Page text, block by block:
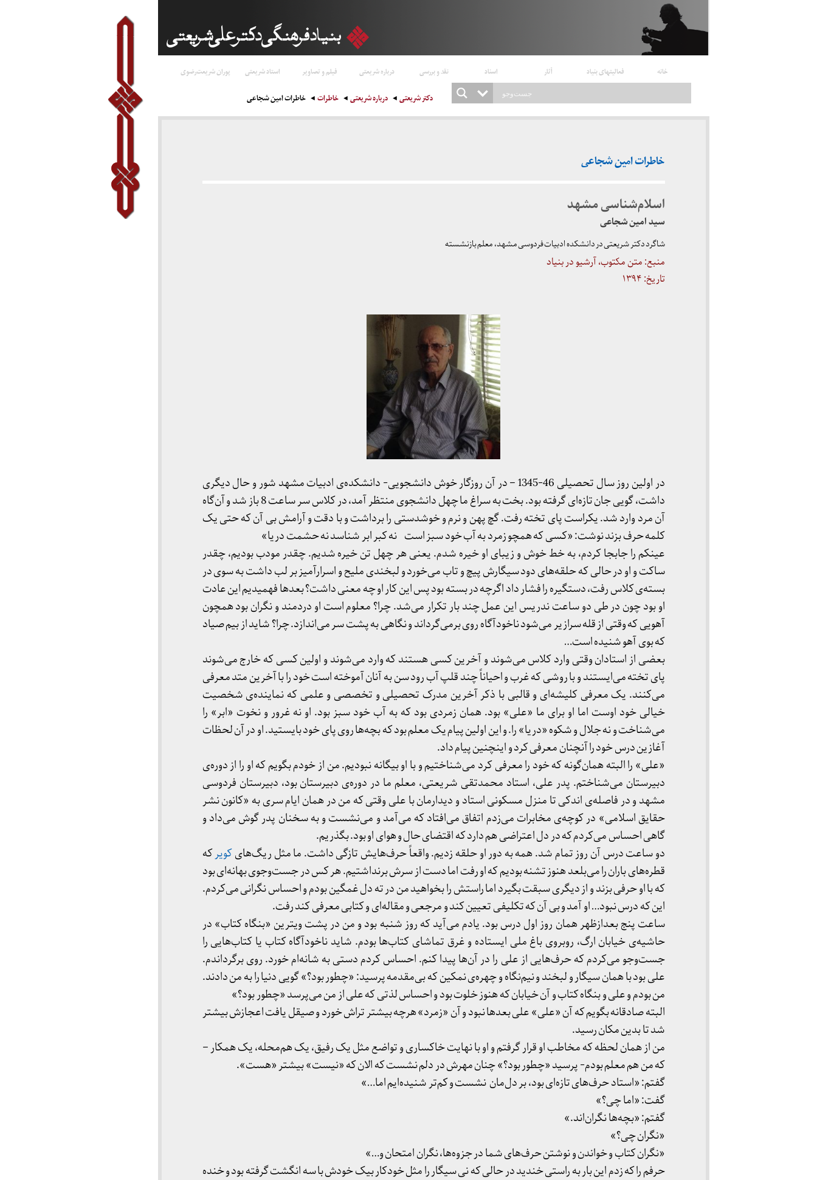
خانه فعالیتهای بنیاد آثار اسناد نقد و بررسی درباره شریعتی فیلم و تصاویر استاد شریعتی پوران شریعت‌رضوی
دکتر شریعتی درباره شریعتی خاطرات خاطرات امین شجاعی
خاطرات امین شجاعی
اسلام‌شناسی مشهد
سید امین شجاعی
شاگرد دکتر شریعتی در دانشکده ادبیات فردوسی مشهد، معلم بازنشسته
منبع: متن مکتوب، آرشیو در بنیاد
تاریخ: ۱۳۹۴
در اولین روز سال تحصیلی 46-1345 – در آن روزگار خوش دانشجویی- دانشکده‌ی ادبیات مشهد شور و حال دیگری
داشت، گویی جان تازه‌ای گرفته بود. بخت به سراغ ما چهل دانشجوی منتظر آمد، در کلاس سر ساعت 8 باز شد و آن‌گاه
آن مرد وارد شد. یکراست پای تخته رفت. گچ پهن و نرم و خوشدستی را برداشت و با دقت و آرامش بی آن که حتی یک
کلمه حرف بزند نوشت: «کسی که همچو زمرد به آب خود سبز است نه کبر ابر شناسد نه حشمت دریا»
عینکم را جابجا کردم، به خط خوش و زیبای او خیره شدم. یعنی هر چهل تن خیره شدیم. چقدر مودب بودیم، چقدر
ساکت و او در حالی که حلقه‌های دود سیگارش پیچ و تاب می‌خورد و لبخندی ملیح و اسرارآمیز بر لب داشت به سوی در
بسته‌ی کلاس رفت، دستگیره را فشار داد اگرچه در بسته بود پس این کار او چه معنی داشت؟ بعدها فهمیدیم این عادت
او بود چون در طی دو ساعت ندریس این عمل چند بار تکرار می‌شد. چرا؟ معلوم است او دردمند و نگران بود همچون
آهویی که وقتی از قله سرازیر می‌شود ناخودآگاه روی برمی‌گرداند و نگاهی به پشت سر می‌اندازد. چرا؟ شاید از بیم صیاد
که بوی آهو شنیده است…
بعضی از استادان وقتی وارد کلاس می‌شوند و آخرین کسی هستند که وارد می‌شوند و اولین کسی که خارج می‌شوند
پای تخته می‌ایستند و با روشی که غرب و احیاناً چند قلپ آب رود سن به آنان آموخته است خود را با آخرین متد معرفی
می‌کنند. یک معرفی کلیشه‌ای و قالبی با ذکر آخرین مدرک تحصیلی و تخصصی و علمی که نماینده‌ی شخصیت
خیالی خود اوست اما او برای ما «علی» بود. همان زمردی بود که به آب خود سبز بود. او نه غرور و نخوت «ابر» را
می‌شناخت و نه جلال و شکوه «دریا» را. و این اولین پیام یک معلم بود که بچه‌ها روی پای خود بایستید. او در آن لحظات
آغازین درس خود را آنچنان معرفی کرد و اینچنین پیام داد.
«علی» را البته همان‌گونه که خود را معرفی کرد می‌شناختیم و با او بیگانه نبودیم. من از خودم بگویم که او را از دوره‌ی
دبیرستان می‌شناختم. پدر علی، استاد محمدتقی شریعتی، معلم ما در دوره‌ی دبیرستان بود، دبیرستان فردوسی
مشهد و در فاصله‌ی اندکی تا منزل مسکونی استاد و دیدارمان با علی وقتی که من در همان ایام سری به «کانون نشر
حقایق اسلامی» در کوچه‌ی مخابرات می‌زدم اتفاق می‌افتاد که می‌آمد و می‌نشست و به سخنان پدر گوش می‌داد و
گاهی احساس می‌کردم که در دل اعتراضی هم دارد که اقتضای حال و هوای او بود. بگذریم.
دو ساعت درس آن روز تمام شد. همه به دور او حلقه زدیم. واقعاً حرف‌هایش تازگی داشت. ما مثل ریگ‌هایکویرکه
قطره‌های باران را می‌بلعد هنوز تشنه بودیم که او رفت اما دست از سرش برنداشتیم. هر کس در جست‌وجوی بهانه‌ای بود
که با او حرفی بزند و از دیگری سبقت بگیرد اما راستش را بخواهید من در ته دل غمگین بودم و احساس نگرانی می‌کردم.
این که درس نبود… او آمد و بی آن که تکلیفی تعیین کند و مرجعی و مقاله‌ای و کتابی معرفی کند رفت.
ساعت پنج بعدازظهر همان روز اول درس بود. یادم می‌آید که روز شنبه بود و من در پشت ویترین «بنگاه کتاب» در
حاشیه‌ی خیابان ارگ، روبروی باغ ملی ایستاده و غرق تماشای کتاب‌ها بودم. شاید ناخودآگاه کتاب یا کتاب‌هایی را
جست‌وجو می‌کردم که حرف‌هایی از علی را در آن‌ها پیدا کنم. احساس کردم دستی به شانه‌ام خورد. روی برگرداندم.
علی بود با همان سیگار و لبخند و نیم‌نگاه و چهره‌ی نمکین که بی‌مقدمه پرسید: «چطور بود؟» گویی دنیا را به من دادند.
من بودم و علی و بنگاه کتاب و آن خیابان که هنوز خلوت بود و احساس لذتی که علی از من می‌پرسد «چطور بود؟»
البته صادقانه بگویم که آن «علی» علی بعدها نبود و آن «زمرد» هرچه بیشتر تراش خورد و صیقل یافت اعجازش بیشتر
شد تا بدین مکان رسید.
من از همان لحظه که مخاطب او قرار گرفتم و او با نهایت خاکساری و تواضع مثل یک رفیق، یک هم‌محله، یک همکار –
که من هم معلم بودم- پرسید «چطور بود؟» چنان مهرش در دلم نشست که الان که «نیست» بیشتر «هست».
گفتم: «استاد حرف‌های تازه‌ای بود، بر دل‌مان نشست و کم‌تر شنیده‌ایم اما…»
گفت: «اما چی؟»
گفتم: «بچه‌ها نگران‌اند.»
«نگران چی؟»
«نگران کتاب و خواندن و نوشتن حرف‌های شما در جزوه‌ها، نگران امتحان و…»
حرفم را که زدم این بار به راستی خندید در حالی که نی سیگار را مثل خودکار بیک خودش با سه انگشت گرفته بود و خنده